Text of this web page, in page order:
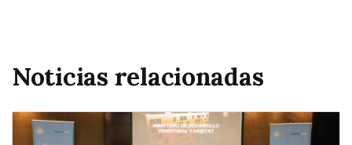
Noticias relacionadas